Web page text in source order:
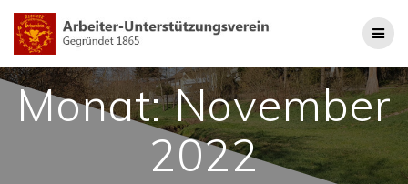
Inhalt
Monat:November
2022